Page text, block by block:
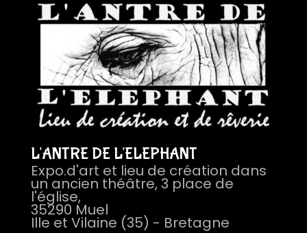
L'ANTRE DE L'ELEPHANT
Expo.d'art et lieu de création dans
un ancien théâtre, 3 place de
l'église,
35290 Muel
Ille et Vilaine (35) - Bretagne